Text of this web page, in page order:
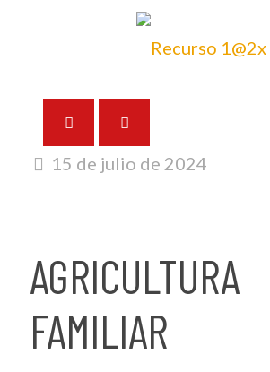
15 de julio de 2024
AGRICULTURA
FAMILIAR